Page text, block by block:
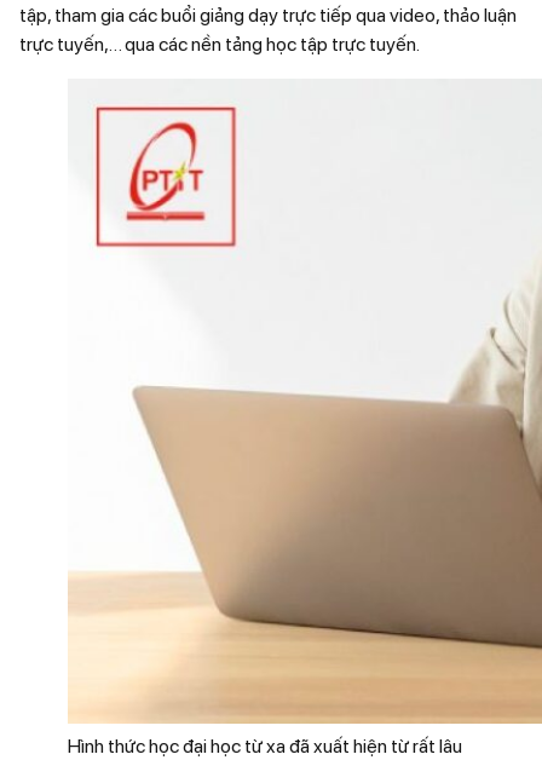
tập, tham gia các buổi giảng dạy trực tiếp qua video, thảo luận
trực tuyến,… qua các nền tảng học tập trực tuyến.
Hình thức học đại học từ xa đã xuất hiện từ rất lâu